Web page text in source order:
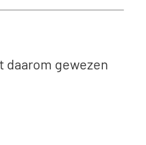
daarom gewezen